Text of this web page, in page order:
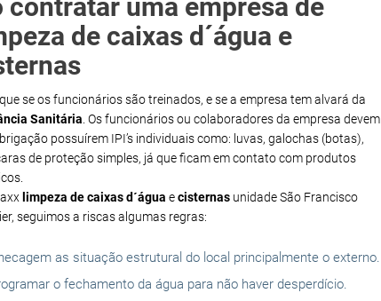
contratar uma empresa de
de caixas d´água e
se os funcionários são treinados, e se a empresa tem alvará da
Sanitária . Os funcionários ou colaboradores da empresa devem
possuírem IPI’s individuais como: luvas, galochas (botas),
de proteção simples, já que ficam em contato com produtos
limpeza de caixas d´água ecisternas unidade São Francisco
seguimos a riscas algumas regras:
as situação estrutural do local principalmente o externo.
o fechamento da água para não haver desperdício.